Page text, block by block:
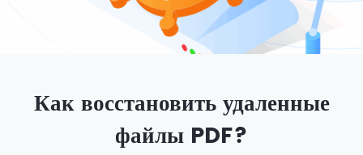
Как восстановить удаленные
файлы PDF?